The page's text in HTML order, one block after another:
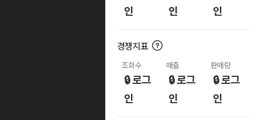
인
인
인
경쟁지표
조회수
🔒 로그
인
매출
🔒 로그
인
판매량
🔒 로그
인